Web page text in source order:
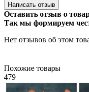
Написать отзыв
Оставить отзыв о
Так мы формируем
Нет отзывов об этом
Похожие товары
479